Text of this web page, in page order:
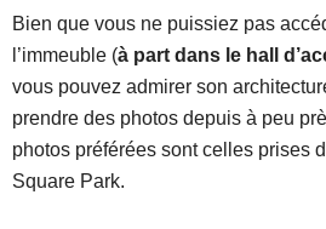
Bien que vous ne puissiez pas
l’immeuble (à part dans le hall
vous pouvez admirer son
prendre des photos depuis à peu
photos préférées sont celles prises
Square Park.